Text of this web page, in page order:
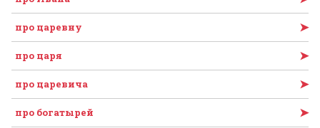
про царевну ➤
про царя ➤
про царевича ➤
про богатырей ➤